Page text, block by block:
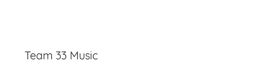
Team 33 Music